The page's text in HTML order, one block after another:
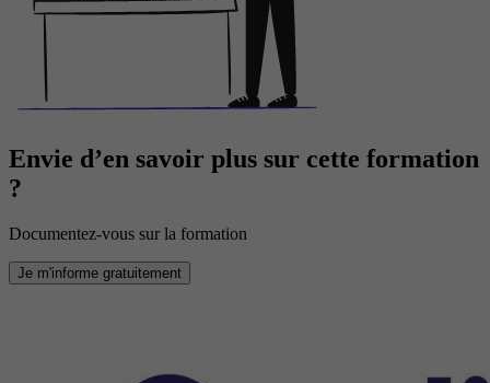
Envie d’en savoir plus sur cette formation
?
Documentez-vous sur la formation
Je m'informe gratuitement